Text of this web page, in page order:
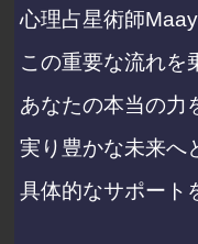
心理占星術師
この重要な流れを
あなたの本当の力
実り豊かな未来へ
具体的なサポート